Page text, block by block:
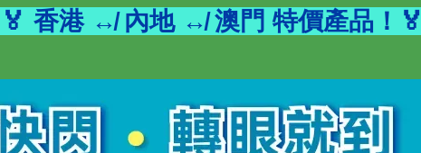
🏅 香港 ↮ 內地 ↮ 澳門 特價產品！🏅